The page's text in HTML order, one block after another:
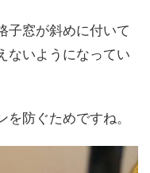
子窓が斜めに付いて
ないようになってい
防ぐためですね。